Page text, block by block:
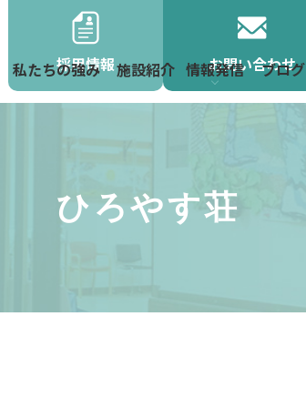
採用情報 お問い合わせ
私たちの強み 施設紹介 情報発信 ブログ
ひろやす荘